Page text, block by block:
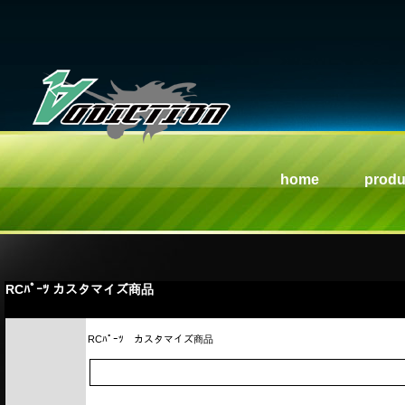
home
RCﾊﾟｰﾂ カスタマイズ商品
RCﾊﾟｰﾂ カスタマイズ商品